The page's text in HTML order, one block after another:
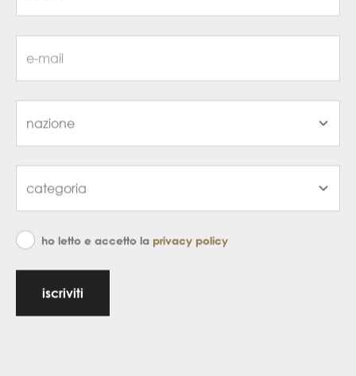
ho letto e accetto la privacy policy
iscriviti